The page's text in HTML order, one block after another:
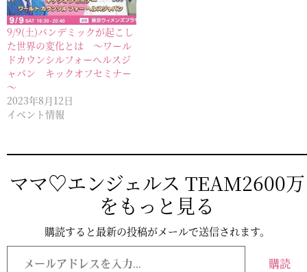
9/9(土)パンデミックが起こし
た世界の変化とは ～ワール
ドカウンシルフォーヘルスジ
ャパン キックオフセミナー
～
2023年8月12日
イベント情報
ママ♡エンジェルス TEAM2600万
をもっと見る
購読すると最新の投稿がメールで送信されます。
メ
購読